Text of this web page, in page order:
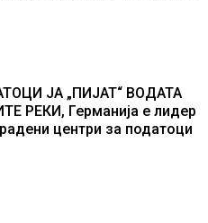
ЈА „ПИЈАТ“ ВОДАТА
РЕКИ, Германија е лидер
центри за податоци